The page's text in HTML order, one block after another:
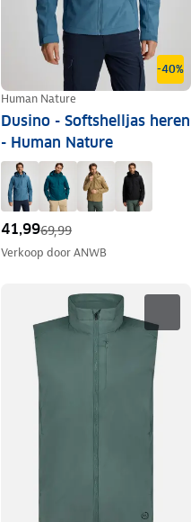
-40%
Human Nature
Dusino - Softshelljas heren
- Human Nature
41,9969,99
Verkoop doorANWB